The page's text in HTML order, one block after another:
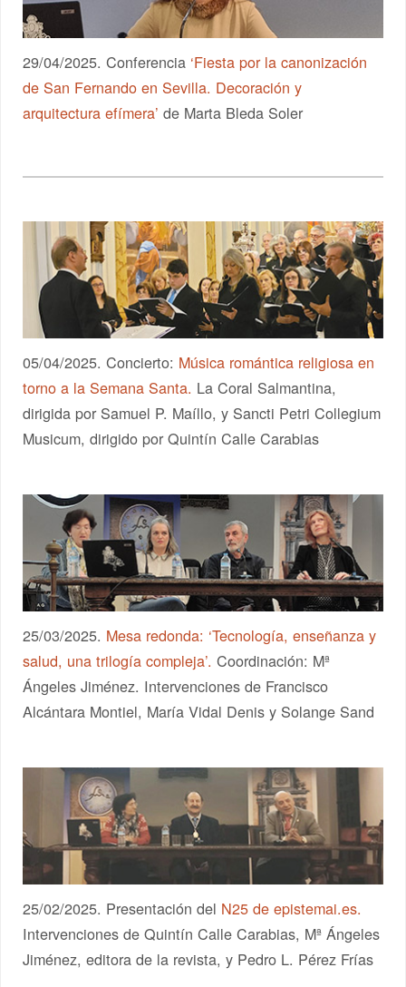
29/04/2025. Conferencia ‘Fiesta por la canonización
de San Fernando en Sevilla. Decoración y
arquitectura efímera’ de Marta Bleda Soler
05/04/2025. Concierto: Música romántica religiosa en
torno a la Semana Santa. La Coral Salmantina,
dirigida por Samuel P. Maíllo, y Sancti Petri Collegium
Musicum, dirigido por Quintín Calle Carabias
25/03/2025. Mesa redonda: ‘Tecnología, enseñanza y
salud, una trilogía compleja’. Coordinación: Mª
Ángeles Jiménez. Intervenciones de Francisco
Alcántara Montiel, María Vidal Denis y Solange Sand
25/02/2025. Presentación del N25 de epistemai.es.
Intervenciones de Quintín Calle Carabias, Mª Ángeles
Jiménez, editora de la revista, y Pedro L. Pérez Frías